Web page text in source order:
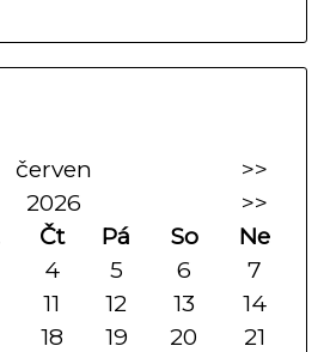
červen
>>
2026
>>
Čt Pá So
Ne
4 5 6
7
11 12 13
14
18 19 20
21